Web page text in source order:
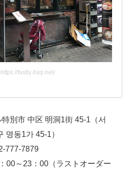
https://fastly.4sqi.net/
別市 中区 明洞1街 45-1（서
명동1가 45-1）
777-7879
00～23：00（ラストオーダー